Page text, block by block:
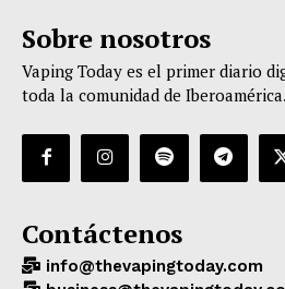
Sobre nosotros
Vaping Today es el primer diario
toda la comunidad de Iberoamérica.
Contáctenos
info@thevapingtoday.com